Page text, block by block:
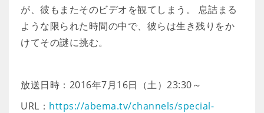
が、彼もまたそのビデオを観てしまう。 息詰まる
ような限られた時間の中で、彼らは生き残りをか
けてその謎に挑む。
放送日時：2016年7月16日（土）23:30～
URL： https://abema.tv/channels/special-